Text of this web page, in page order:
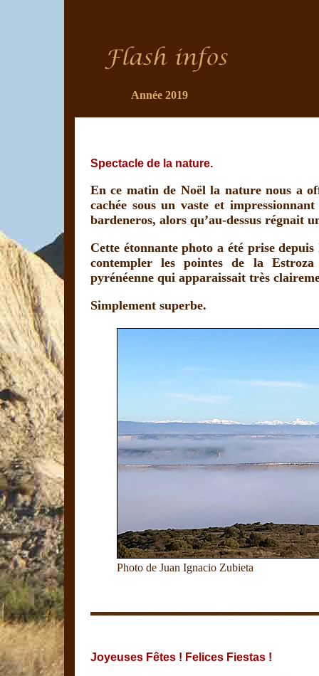
Année 2019
Spectacle de la nature.
En ce matin de Noël la nature nous a
cachée sous un vaste et
bardeneros, alors qu’au-dessus régnait
Cette étonnante photo a été prise
contempler les pointes de la
pyrénéenne qui apparaissait très
Simplement superbe.
Photo de Juan Ignacio Zubieta
Joyeuses Fêtes ! Felices Fiestas !